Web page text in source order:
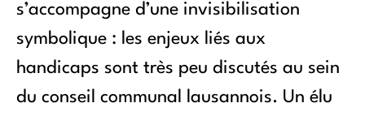
s’accompagne d’une invisibilisation
symbolique : les enjeux liés aux
handicaps sont très peu discutés au sein
du conseil communal lausannois. Un élu